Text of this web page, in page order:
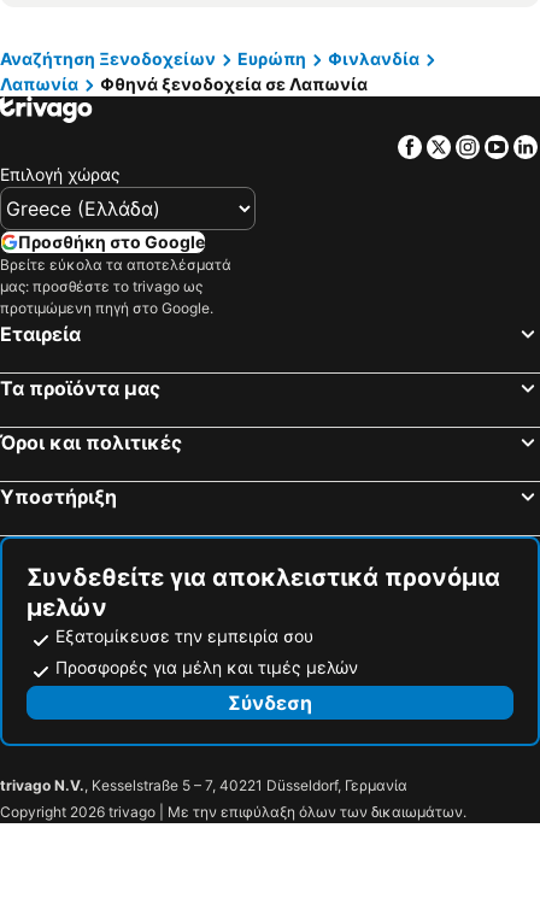
Hotel Boreas
Scandic Kemi
Hotel Merihovi
Santa's Hotel Rudolf
Levi Hotel Spa
Lapland Hotels Ounasvaara Chalets
GuestHouse Arctic Heart
Elves Village Hotel
Ranua Resort Arctic Igloos
Santa Claus Holiday Village
Break Sokos Hotel Levi
Santasport Resort
Santa's Little Village - Hotel Uitonniemi
Invisible Forest Lodge
Holiday Club Saariselkä
SkyView Igloo Resort
Arctic TreeHouse Hotel
Postmaster Hotel
Golden Circle Suites
Lapland Hotels Ylläskaltio
Santa's Holiday Homes
Silver Birch Resort Lapland
Wilderness Hotel Saariselkä
Lapland Hotels Luostotunturi
Northern Lights Village Saariselkä
Αναζήτηση Ξενοδοχείων Ευρώπη
Φινλανδία
Λαπωνία
Φθηνά ξενοδοχεία σε Λαπωνία
Facebook
Twitter
Επιλογή χώρας
Προσθήκη στο Google
Βρείτε εύκολα τα αποτελέσματά
μας: προσθέστε το trivago ως
προτιμώμενη πηγή στο Google.
Εταιρεία
Τα προϊόντα μας
Όροι και πολιτικές
Υποστήριξη
Συνδεθείτε για αποκλειστικά προνόμια
μελών
Εξατομίκευσε την εμπειρία σου
Προσφορές για μέλη και τιμές μελών
Σύνδεση
trivago N.V., Kesselstraße 5 – 7, 40221 Düsseldorf, Γερμανία
Copyright 2026 trivago | Με την επιφύλαξη όλων των δικαιωμάτων.